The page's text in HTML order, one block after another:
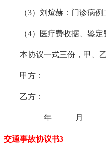
（3）刘煊赫：门诊病例
（4）医疗费收据、鉴定费
本协议一式三份，甲、乙
甲方：______
乙方：______
______年______月
交通事故协议书3